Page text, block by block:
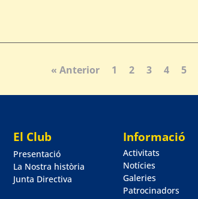
« Anterior 1 2 3 4 5
El Club
Presentació
La Nostra història
Junta Directiva
Informació
Activitats
Notícies
Galeries
Patrocinadors